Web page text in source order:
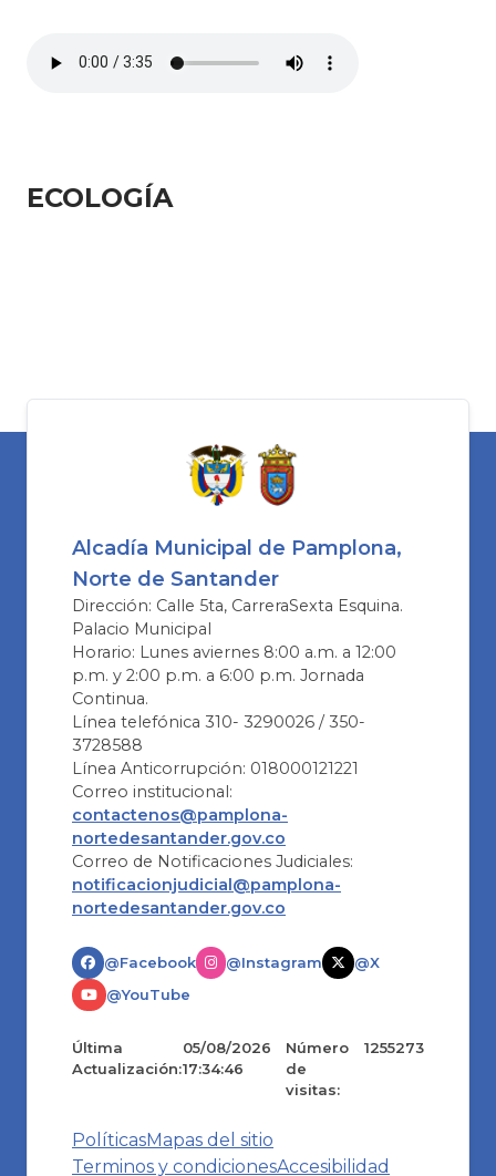
EC​OLOGÍA
Alcadía Municipal de Pamplona,
Norte de Santander
Dirección: Calle 5ta, CarreraSexta Esquina.
Palacio Municipal
Horario: Lunes aviernes 8:00 a.m. a 12:00
p.m. y 2:00 p.m. a 6:00 p.m. Jornada
Continua.
Línea telefónica 310- 3290026 / 350-
3728588
Línea Anticorrupción: 018000121221
Correo institucional:
contactenos@pamplona-
nortedesantander.gov.co
Correo de Notificaciones Judiciales:
notificacionjudicial@pamplona-
nortedesantander.gov.co
@Facebook @Instagram
@X
@YouTube
Última
Actualización:
05/08/2026
17:34:46
Número
de
visitas:
1255273
PolíticasMapas del sitio
Terminos y condicionesAccesibilidad